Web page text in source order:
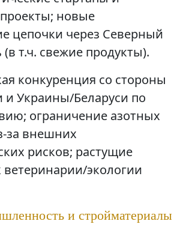
новые
цепочки через Северный
т.ч. свежие продукты).
конкуренция со стороны
и Украины/Беларуси по
ограничение азотных
за внешних
рисков; растущие
ветеринарии/экологии
и стройматериалы